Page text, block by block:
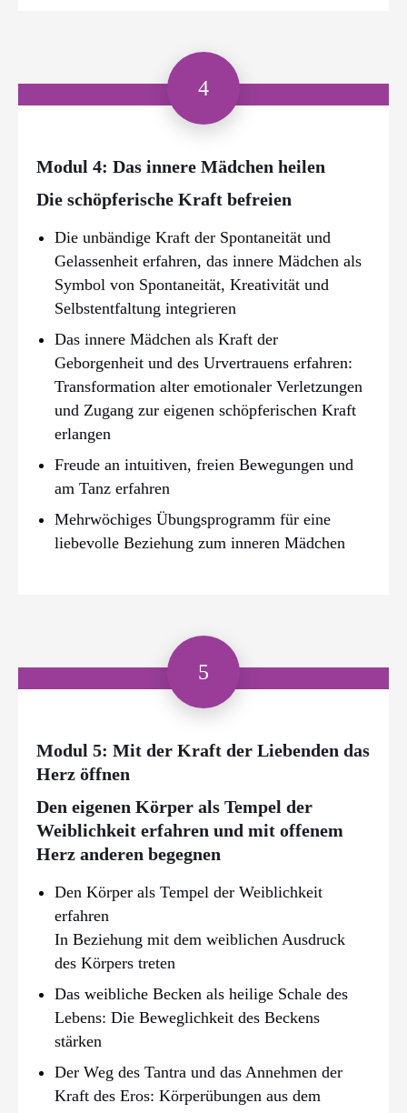
4
Modul 4: Das innere Mädchen heilen
Die schöpferische Kraft befreien
Die unbändige Kraft der Spontaneität und
Gelassenheit erfahren, das innere Mädchen als
Symbol von Spontaneität, Kreativität und
Selbstentfaltung integrieren
Das innere Mädchen als Kraft der
Geborgenheit und des Urvertrauens erfahren:
Transformation alter emotionaler Verletzungen
und Zugang zur eigenen schöpferischen Kraft
erlangen
Freude an intuitiven, freien Bewegungen und
am Tanz erfahren
Mehrwöchiges Übungsprogramm für eine
liebevolle Beziehung zum inneren Mädchen
5
Modul 5: Mit der Kraft der Liebenden das
Herz öffnen
Den eigenen Körper als Tempel der
Weiblichkeit erfahren und mit offenem
Herz anderen begegnen
Den Körper als Tempel der Weiblichkeit
erfahren
In Beziehung mit dem weiblichen Ausdruck
des Körpers treten
Das weibliche Becken als heilige Schale des
Lebens: Die Beweglichkeit des Beckens
stärken
Der Weg des Tantra und das Annehmen der
Kraft des Eros: Körperübungen aus dem